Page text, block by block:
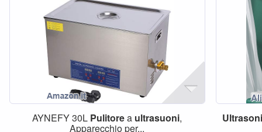
AYNEFY 30L Pulitorea ultrasuoni,
Apparecchio per...